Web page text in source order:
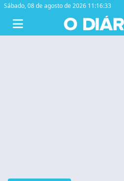
Sábado,08 de agosto de 2026 11:16:34